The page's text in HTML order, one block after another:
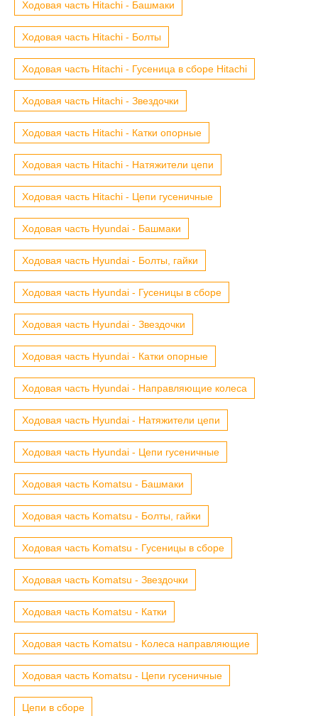
Ходовая часть Hitachi - Башмаки
Ходовая часть Hitachi - Болты
Ходовая часть Hitachi - Гусеница в сборе Hitachi
Ходовая часть Hitachi - Звездочки
Ходовая часть Hitachi - Катки опорные
Ходовая часть Hitachi - Натяжители цепи
Ходовая часть Hitachi - Цепи гусеничные
Ходовая часть Hyundai - Башмаки
Ходовая часть Hyundai - Болты, гайки
Ходовая часть Hyundai - Гусеницы в сборе
Ходовая часть Hyundai - Звездочки
Ходовая часть Hyundai - Катки опорные
Ходовая часть Hyundai - Направляющие колеса
Ходовая часть Hyundai - Натяжители цепи
Ходовая часть Hyundai - Цепи гусеничные
Ходовая часть Komatsu - Башмаки
Ходовая часть Komatsu - Болты, гайки
Ходовая часть Komatsu - Гусеницы в сборе
Ходовая часть Komatsu - Звездочки
Ходовая часть Komatsu - Катки
Ходовая часть Komatsu - Колеса направляющие
Ходовая часть Komatsu - Цепи гусеничные
Цепи в сборе